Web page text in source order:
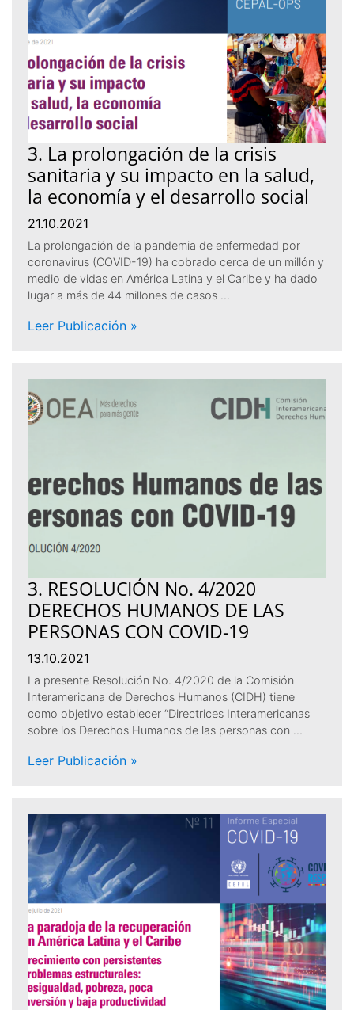
3. La prolongación de la crisis
sanitaria y su impacto en la salud,
la economía y el desarrollo social
21.10.2021
La prolongación de la pandemia de enfermedad por
coronavirus (COVID-19) ha cobrado cerca de un millón y
medio de vidas en América Latina y el Caribe y ha dado
lugar a más de 44 millones de casos …
Leer Publicación »
3. RESOLUCIÓN No. 4/2020
DERECHOS HUMANOS DE LAS
PERSONAS CON COVID-19
13.10.2021
La presente Resolución No. 4/2020 de la Comisión
Interamericana de Derechos Humanos (CIDH) tiene
como objetivo establecer “Directrices Interamericanas
sobre los Derechos Humanos de las personas con …
Leer Publicación »